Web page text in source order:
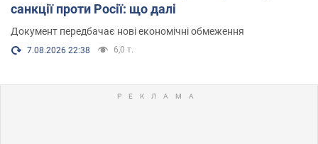
санкції проти Росії: що далі
Документ передбачає нові економічні обмеження
7.08.2026 22:38 6,0 т.